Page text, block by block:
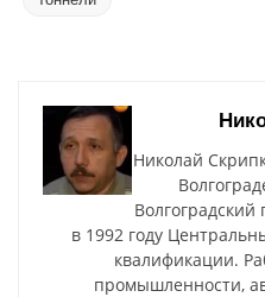
Николай
Волгоградский
в 1992 году
квалификации.
промышленности,